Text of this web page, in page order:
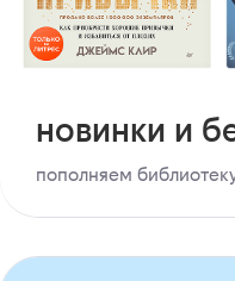
новинки и
пополняем